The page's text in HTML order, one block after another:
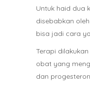
Untuk haid dua
disebabkan
bisa jadi cara
Terapi
obat yang
dan